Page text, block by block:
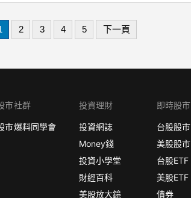
2 3 4 5 下一頁
市社群
市爆料同學會
投資理財
投資網誌
Money錢
投資小學堂
財經百科
美股放大鏡
即時股市
台股股市
美股股市
台股ETF
美股ETF
債券